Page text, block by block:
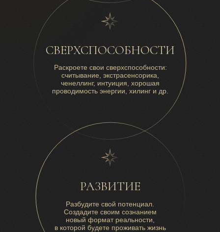
Раскроете свои сверхспособности:
считывание, экстрасенсорика,
ченеллинг, интуиция, хорошая
проводимость энергии, хилинг и др.
СВЕРХСПОСОБНОСТИ
Разбудите свой потенциал.
Создадите своим сознанием
новый формат реальности,
в которой будете проживать жизнь
РАЗВИТИЕ